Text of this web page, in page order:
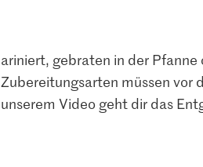
ariniert, gebraten in der
Zubereitungsarten müssen vor
unserem Video geht dir das